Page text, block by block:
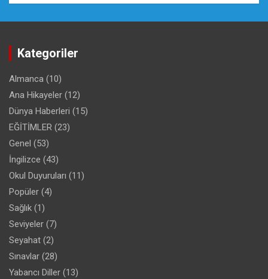
Kategoriler
Almanca (10)
Ana Hikayeler (12)
Dünya Haberleri (15)
EĞİTİMLER (23)
Genel (53)
İngilizce (43)
Okul Duyuruları (11)
Popüler (4)
Sağlık (1)
Seviyeler (7)
Seyahat (2)
Sınavlar (28)
Yabancı Diller (13)